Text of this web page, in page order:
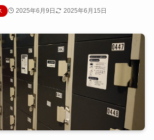
2025年6月9日 2025年6月15日